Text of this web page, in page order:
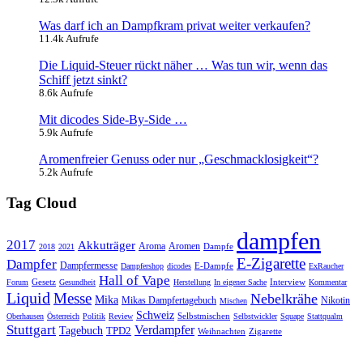
Was darf ich an Dampfkram privat weiter verkaufen?
11.4k Aufrufe
Die Liquid-Steuer rückt näher … Was tun wir, wenn das
Schiff jetzt sinkt?
8.6k Aufrufe
Mit dicodes Side-By-Side …
5.9k Aufrufe
Aromenfreier Genuss oder nur „Geschmacklosigkeit“?
5.2k Aufrufe
Tag Cloud
2017 2018 2021 Akkuträger Aroma Aromen Dampfe dampfen
Dampfer Dampfermesse Dampfershop dicodes E-Dampfe E-Zigarette ExRaucher
Forum Gesetz Gesundheit Hall of Vape Herstellung In eigener Sache Interview Kommentar
Liquid Messe Mika Mikas Dampfertagebuch Mischen Nebelkrähe Nikotin
Oberhausen Österreich Politik Review Schweiz Selbstmischen Selbstwickler Squape Stattqualm
Stuttgart Tagebuch TPD2 Verdampfer Weihnachten Zigarette